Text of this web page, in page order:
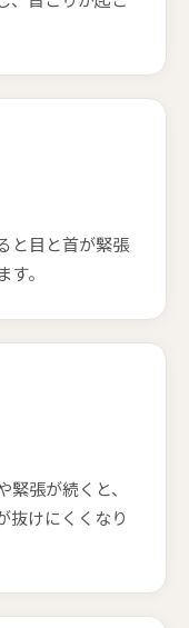
と目と首が緊張
。
張が続くと、
抜けにくくなり